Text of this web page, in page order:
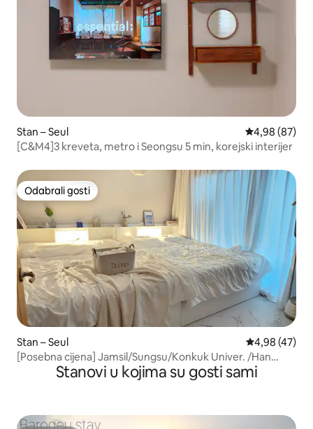
Stan – Seul Prosječna
4,98 (87)
[C&M4]3 kreveta, metro i Seongsu 5 min, korejski interijer
Odabrali gosti
Odabrali gosti
Stan – Seul Prosječna
4,98 (47)
[Posebna cijena] Jamsil/Sungsu/Konkuk Univer. /Han
River/Hongdae/Lotte Tower/COEX/Gangnam/Seoul/8
osoba/Dugoročni boravak/Obitelj
Stanovi u kojima su gosti sami